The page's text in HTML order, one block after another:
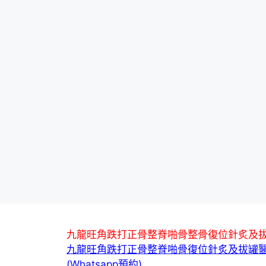
九龍旺角跌打正骨整脊啪骨整骨復位針炙及
九龍旺角跌打正骨整脊啪骨復位針炙及拔罐